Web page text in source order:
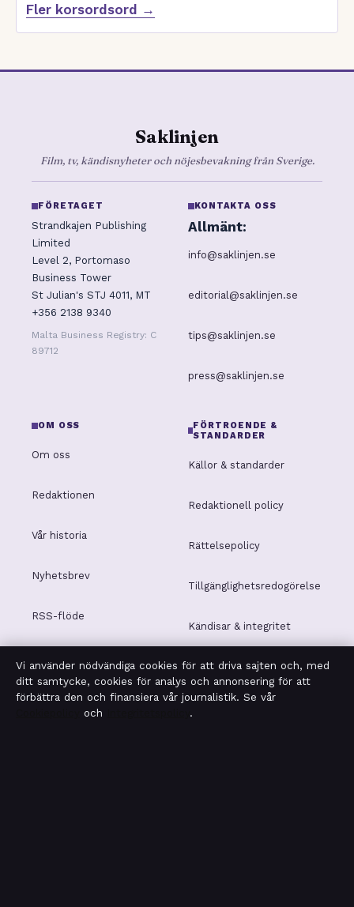
Fler korsordsord →
Saklinjen
Film, tv, kändisnyheter och nöjesbevakning från Sverige.
FÖRETAGET
Strandkajen Publishing
Limited
Level 2, Portomaso
Business Tower
St Julian's STJ 4011, MT
+356 2138 9340
Malta Business Registry: C
89712
KONTAKTA OSS
Allmänt:
info@saklinjen.se
editorial@saklinjen.se
tips@saklinjen.se
press@saklinjen.se
OM OSS
Om oss
Redaktionen
Vår historia
Nyhetsbrev
RSS-flöde
FÖRTROENDE &
STANDARDER
Källor & standarder
Redaktionell policy
Rättelsepolicy
Tillgänglighetsredogörelse
Kändisar & integritet
Integritetspolicy
Vi använder nödvändiga cookies för att driva sajten och, med
ditt samtycke, cookies för analys och annonsering för att
förbättra den och finansiera vår journalistik. Se vår
och .